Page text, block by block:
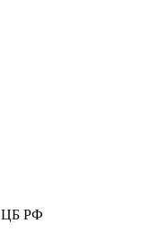
ЦБ РФ